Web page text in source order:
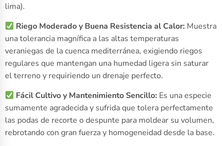
lima).
Riego Moderado y Buena Resistencia al Calor: Muestra
una tolerancia magnífica a las altas temperaturas
veraniegas de la cuenca mediterránea, exigiendo riegos
regulares que mantengan una humedad ligera sin saturar
el terreno y requiriendo un drenaje perfecto.
Fácil Cultivo y Mantenimiento Sencillo: Es una especie
sumamente agradecida y sufrida que tolera perfectamente
las podas de recorte o despunte para moldear su volumen,
rebrotando con gran fuerza y homogeneidad desde la base.